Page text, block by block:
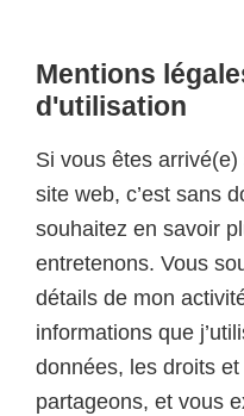
Mentions
d'utilisation
Si vous êtes
site web, c’est sans
souhaitez en savoir
entretenons. Vous
détails de mon
informations que
données, les droits
partageons, et vous